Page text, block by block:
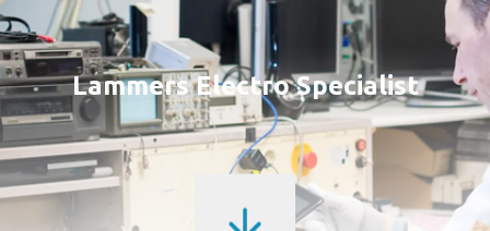
Lammers Electro Specialist